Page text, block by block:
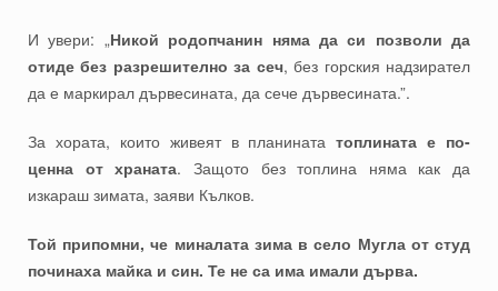
И увери: „Никой родопчанин няма да си позволи да
отиде без разрешително за сеч, без горския надзирател
да е маркирал дървесината, да сече дървесината.”.
За хората, които живеят в планинататоплината е по-
ценна от храната. Защото без топлина няма как да
изкараш зимата, заяви Кълков.
Той припомни, че миналата зима в село Мугла от студ
починаха майка и син. Те не са има имали дърва.